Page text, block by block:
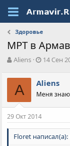
Здоровье
МРТ в
А
т
р
т
е
ы
Aliens
Д
а
н
л
а
14 Сен
A Aliens
Меня
29 Окт 2014
Floret написал(а):